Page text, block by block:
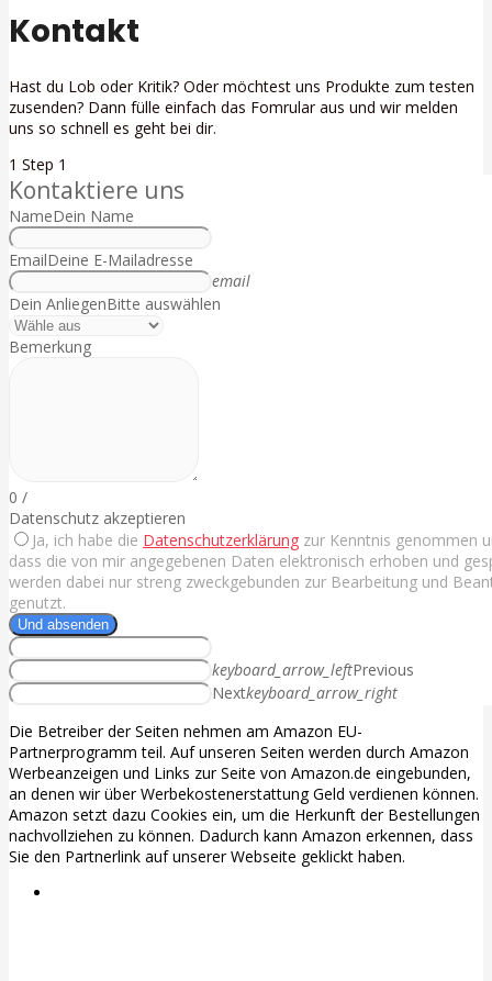
Kontakt
Hast du Lob oder Kritik? Oder möchtest uns Produkte zum testen
zusenden? Dann fülle einfach das Fomrular aus und wir melden
uns so schnell es geht bei dir.
1 Step 1
Kontaktiere uns
NameDein Name
EmailDeine E-Mailadresse
email
Dein AnliegenBitte auswählen
Bemerkung
0 /
Datenschutz akzeptieren
Ja, ich habe die Datenschutzerklärung zur Kenntnis genommen
dass die von mir angegebenen Daten elektronisch erhoben und
werden dabei nur streng zweckgebunden zur Bearbeitung und
genutzt.
Und absenden
keyboard_arrow_leftPrevious
Nextkeyboard_arrow_right
Die Betreiber der Seiten nehmen am Amazon EU-
Partnerprogramm teil. Auf unseren Seiten werden durch Amazon
Werbeanzeigen und Links zur Seite von Amazon.de eingebunden,
an denen wir über Werbekostenerstattung Geld verdienen können.
Amazon setzt dazu Cookies ein, um die Herkunft der Bestellungen
nachvollziehen zu können. Dadurch kann Amazon erkennen, dass
Sie den Partnerlink auf unserer Webseite geklickt haben.